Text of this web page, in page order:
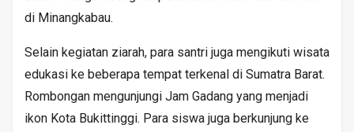
di Minangkabau.
Selain kegiatan ziarah, para santri juga mengikuti wisata
edukasi ke beberapa tempat terkenal di Sumatra Barat.
Rombongan mengunjungi Jam Gadang yang menjadi
ikon Kota Bukittinggi. Para siswa juga berkunjung ke